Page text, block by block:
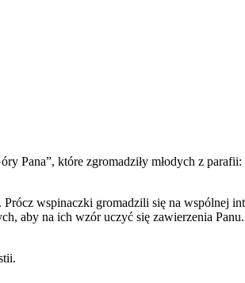
Pana”, które zgromadziły młodych z
wspinaczki gromadzili się na wspólnej
aby na ich wzór uczyć się zawierzenia